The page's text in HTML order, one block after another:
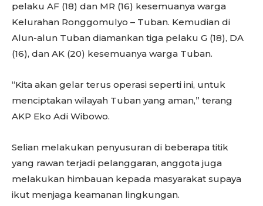
pelaku AF (18) dan MR (16) kesemuanya warga
Kelurahan Ronggomulyo – Tuban. Kemudian di
Alun-alun Tuban diamankan tiga pelaku G (18), DA
(16), dan AK (20) kesemuanya warga Tuban.
“Kita akan gelar terus operasi seperti ini, untuk
menciptakan wilayah Tuban yang aman,” terang
AKP Eko Adi Wibowo.
Selian melakukan penyusuran di beberapa titik
yang rawan terjadi pelanggaran, anggota juga
melakukan himbauan kepada masyarakat supaya
ikut menjaga keamanan lingkungan.